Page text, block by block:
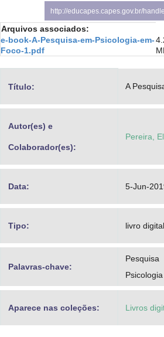
Secretaria de Governo
Advocacia-Geral da União
Planalto
http://educapes.capes.gov.br/
Arquivos associados:
e-book-A-Pesquisa-em-Psicologia-em-
Foco-1.pdf
Título: A
Autor(es) e
Colaborador(es):
Pereira,
Data: 5-Jun-
Tipo: livro digital
Palavras-chave:
Pesquisa
Psicologia
Aparece nas coleções: Livros